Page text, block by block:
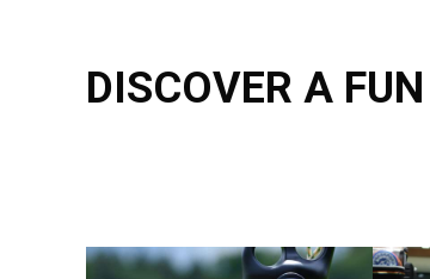
DISCOVER A FUN